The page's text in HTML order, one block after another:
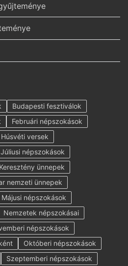
Budapesti fesztiválok
Februári népszokások
Húsvéti versek
Júliusi népszokások
Keresztény ünnepek
nemzeti ünnepek
Májusi népszokások
Nemzetek népszokásai
népszokások
Októberi népszokások
Szeptemberi népszokások